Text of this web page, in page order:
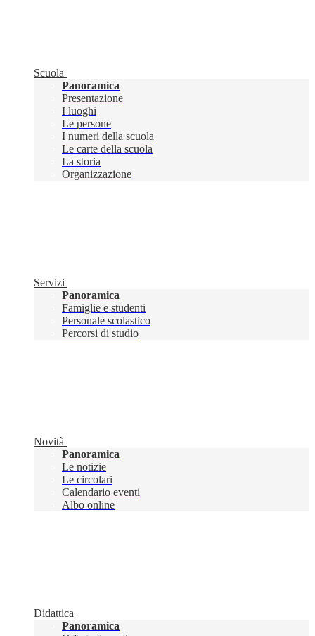
Scuola
Panoramica
Presentazione
I luoghi
Le persone
I numeri della scuola
Le carte della scuola
La storia
Organizzazione
Servizi
Panoramica
Famiglie e studenti
Personale scolastico
Percorsi di studio
Novità
Panoramica
Le notizie
Le circolari
Calendario eventi
Albo online
Didattica
Panoramica